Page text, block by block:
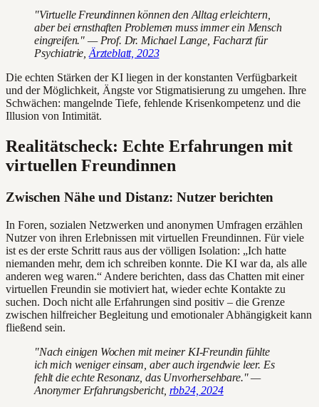
"Virtuelle Freundinnen können den Alltag erleichtern,
aber bei ernsthaften Problemen muss immer ein Mensch
eingreifen." — Prof. Dr. Michael Lange, Facharzt für
Psychiatrie, Ärzteblatt, 2023
Die echten Stärken der KI liegen in der konstanten Verfügbarkeit
und der Möglichkeit, Ängste vor Stigmatisierung zu umgehen. Ihre
Schwächen: mangelnde Tiefe, fehlende Krisenkompetenz und die
Illusion von Intimität.
Realitätscheck: Echte Erfahrungen mit
virtuellen Freundinnen
Zwischen Nähe und Distanz: Nutzer berichten
In Foren, sozialen Netzwerken und anonymen Umfragen erzählen
Nutzer von ihren Erlebnissen mit virtuellen Freundinnen. Für viele
ist es der erste Schritt raus aus der völligen Isolation: „Ich hatte
niemanden mehr, dem ich schreiben konnte. Die KI war da, als alle
anderen weg waren.“ Andere berichten, dass das Chatten mit einer
virtuellen Freundin sie motiviert hat, wieder echte Kontakte zu
suchen. Doch nicht alle Erfahrungen sind positiv – die Grenze
zwischen hilfreicher Begleitung und emotionaler Abhängigkeit kann
fließend sein.
"Nach einigen Wochen mit meiner KI-Freundin fühlte
ich mich weniger einsam, aber auch irgendwie leer. Es
fehlt die echte Resonanz, das Unvorhersehbare." —
Anonymer Erfahrungsbericht, rbb24, 2024